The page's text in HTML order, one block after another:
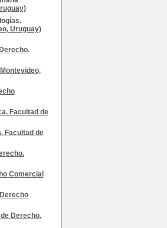
Uruguay)
Facultad de
Facultad de
Comercial
Derecho.